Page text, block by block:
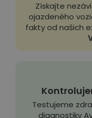
Získajte
ojazdeného
fakty od našich
Testujeme
diagnostiky